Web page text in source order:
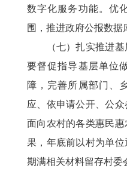
数字化服务功能。优
围，推进政府公报数据
（七）扎实推进基
要督促指导基层单位
障，完善所属部门、
应、依申请公开、公
面向农村的各类惠民
果，年底前以村为单
期满相关材料留存村委